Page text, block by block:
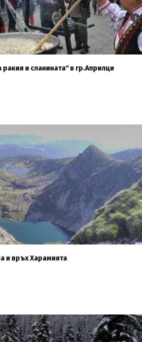
ракия и сланината'' в гр.Априлци
и връх Харамията